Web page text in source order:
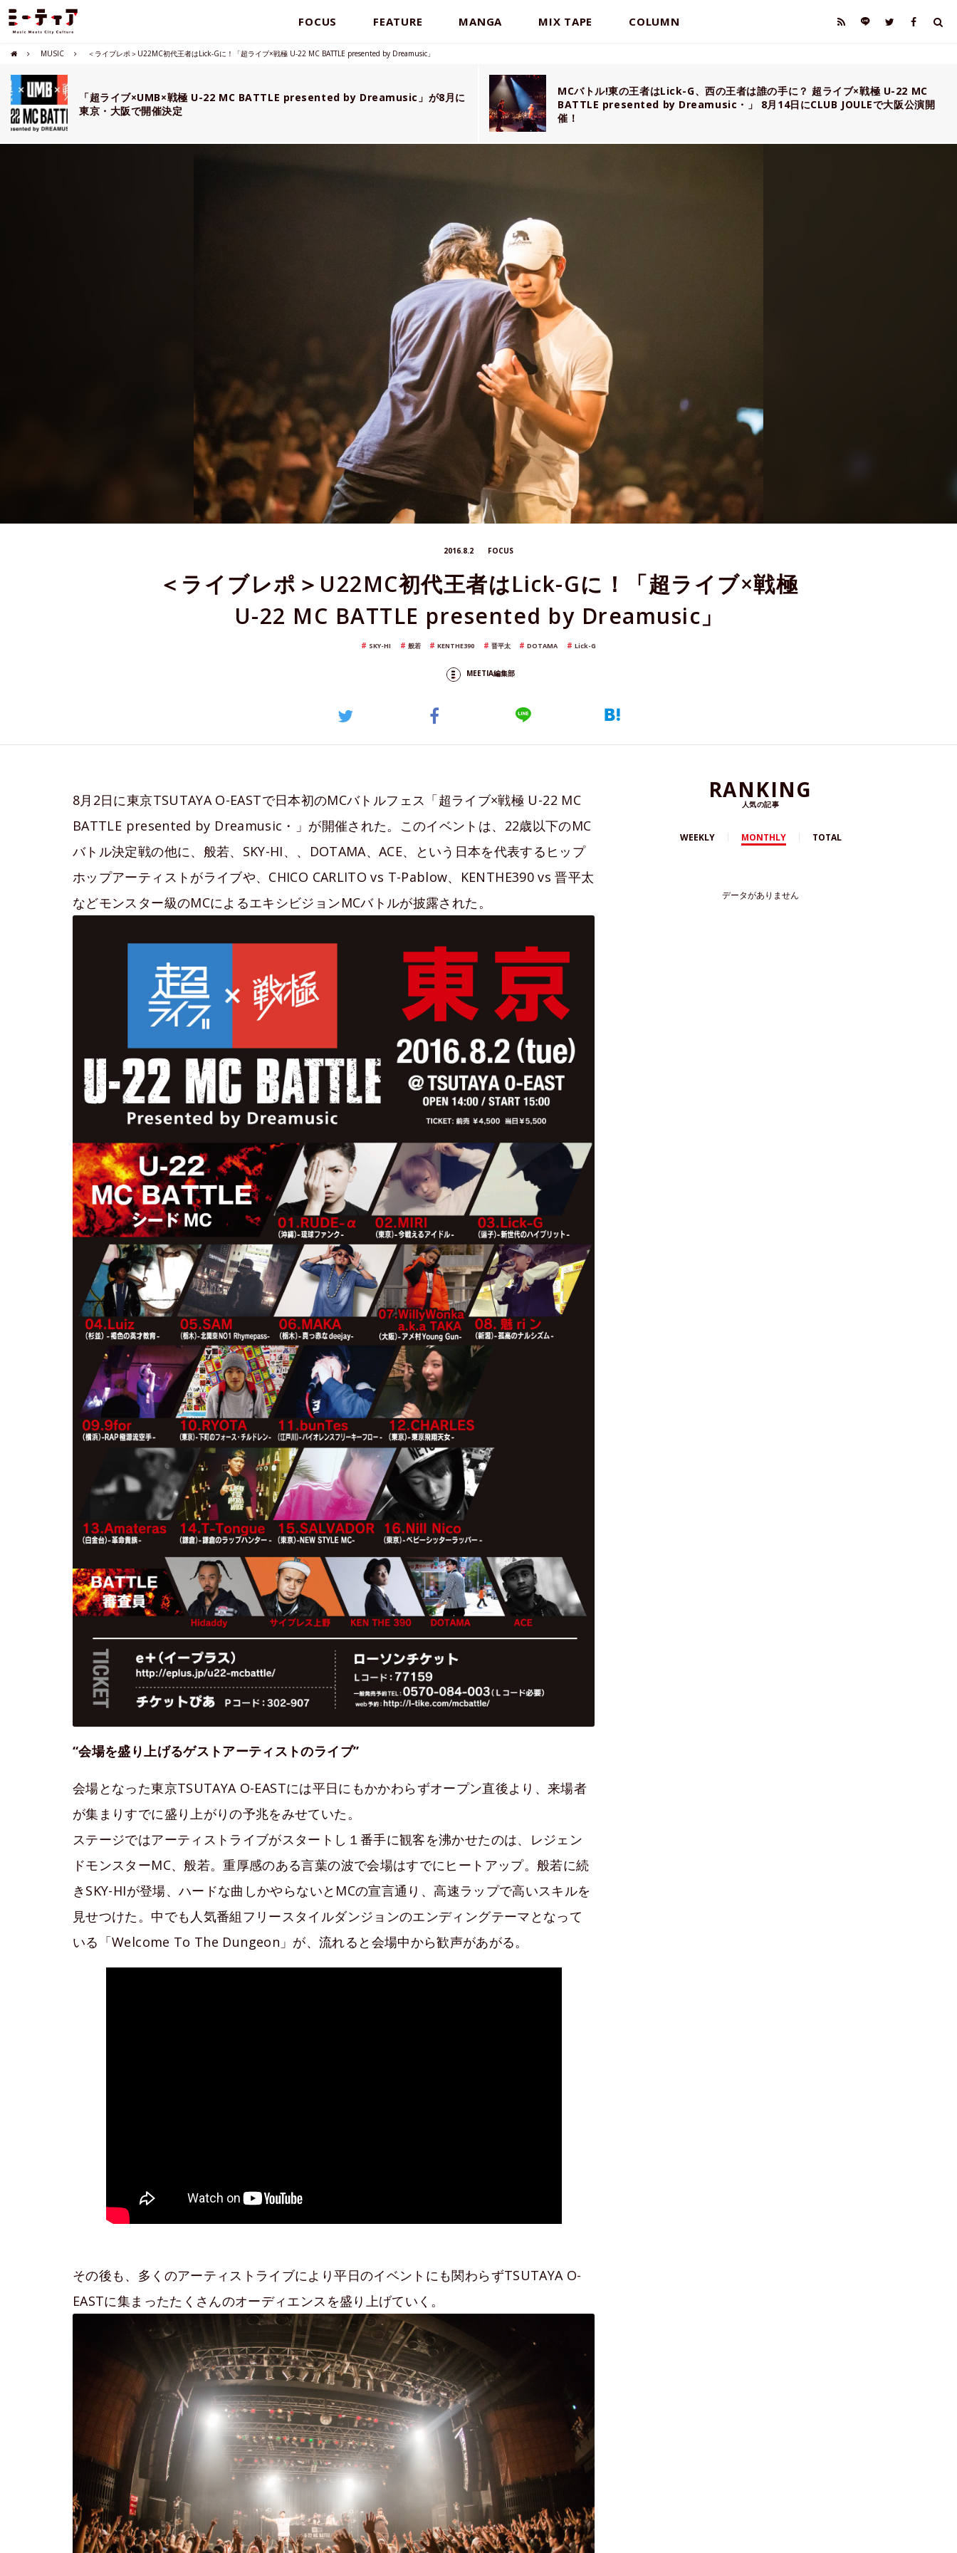
FOCUS FEATURE MANGA MIX TAPE COLUMN
MUSIC ＜ライブレポ＞U22MC初代王者はLick-Gに！「超ライブ×戦極 U-22 MC BATTLE presented by Dreamusic」
「超ライブ×UMB×戦極 U-22 MC BATTLE presented by Dreamusic」が8月に
東京・大阪で開催決定
MCバトル!東の王者はLick-G、西の王者は誰の手に？ 超ライブ×戦極 U-22 MC
BATTLE presented by Dreamusic・」 8月14日にCLUB JOULEで大阪公演開
催！
2016.8.2 FOCUS
＜ライブレポ＞U22MC初代王者はLick-Gに！「超ライブ×戦極
U-22 MC BATTLE presented by Dreamusic」
SKY-HI 般若 KENTHE390 晋平太 DOTAMA Lick-G
MEETIA編集部
8月2日に東京TSUTAYA O-EASTで日本初のMCバトルフェス「超ライブ×戦極 U-22 MC
BATTLE presented by Dreamusic・」が開催された。このイベントは、22歳以下のMC
バトル決定戦の他に、般若、SKY-HI、、DOTAMA、ACE、という日本を代表するヒップ
ホップアーティストがライブや、CHICO CARLITO vs T-Pablow、KENTHE390 vs 晋平太
などモンスター級のMCによるエキシビジョンMCバトルが披露された。
“会場を盛り上げるゲストアーティストのライブ”
会場となった東京TSUTAYA O-EASTには平日にもかかわらずオープン直後より、来場者
が集まりすでに盛り上がりの予兆をみせていた。
ステージではアーティストライブがスタートし１番手に観客を沸かせたのは、レジェン
ドモンスターMC、般若。重厚感のある言葉の波で会場はすでにヒートアップ。般若に続
きSKY-HIが登場、ハードな曲しかやらないとMCの宣言通り、高速ラップで高いスキルを
見せつけた。中でも人気番組フリースタイルダンジョンのエンディングテーマとなって
いる「Welcome To The Dungeon」が、流れると会場中から歓声があがる。
その後も、多くのアーティストライブにより平日のイベントにも関わらずTSUTAYA O-
EASTに集まったたくさんのオーディエンスを盛り上げていく。
RANKING
人気の記事
WEEKLY MONTHLY TOTAL
データがありません